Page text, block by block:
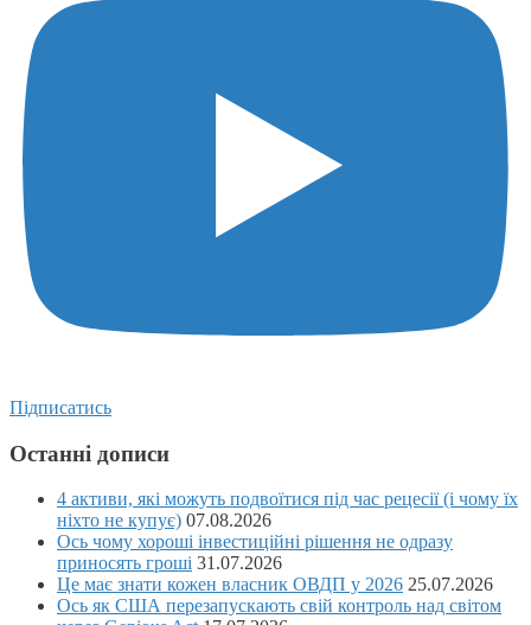
Підписатись
Останні дописи
4 активи, які можуть подвоїтися під час рецесії (і чому їх
ніхто не купує) 07.08.2026
Ось чому хороші інвестиційні рішення не одразу
приносять гроші 31.07.2026
Це має знати кожен власник ОВДП у 2026 25.07.2026
Ось як США перезапускають свій контроль над світом